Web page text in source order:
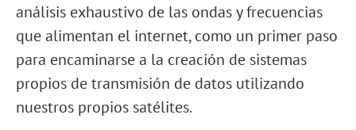
análisis exhaustivo de las ondas y frecuencias
que alimentan el internet, como un primer paso
para encaminarse a la creación de sistemas
propios de transmisión de datos utilizando
nuestros propios satélites.